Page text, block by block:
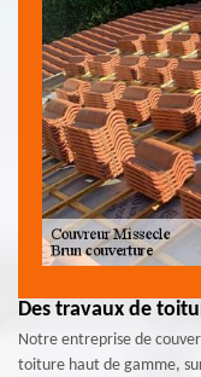
Des travaux de
Notre entreprise de
toiture haut de gamme,